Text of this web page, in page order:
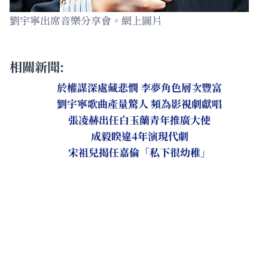
劉宇寧出席音樂分享會。網上圖片
相關新聞:
於權謀深處藏悲憫 李夢角色層次豐富
劉宇寧歌曲產量驚人 頻為影視劇獻唱
張凌赫出任白玉蘭青年推廣大使
成毅睽違4年演現代劇
宋祖兒揭任嘉倫「私下很幼稚」